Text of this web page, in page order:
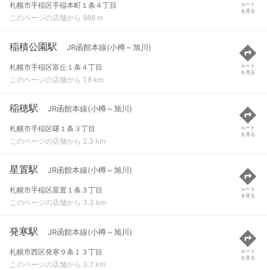
札幌市手稲区手稲本町１条４丁目
このページの店舗から 988 m
ルート
を見る
稲積公園駅 JR函館本線(小樽～旭川)
札幌市手稲区富丘１条４丁目
このページの店舗から 1.8 km
ルート
を見る
稲穂駅 JR函館本線(小樽～旭川)
札幌市手稲区曙１条３丁目
このページの店舗から 2.3 km
ルート
を見る
星置駅 JR函館本線(小樽～旭川)
札幌市手稲区星置１条３丁目
このページの店舗から 3.3 km
ルート
を見る
発寒駅 JR函館本線(小樽～旭川)
札幌市西区発寒９条１３丁目
このページの店舗から 3.7 km
ルート
を見る